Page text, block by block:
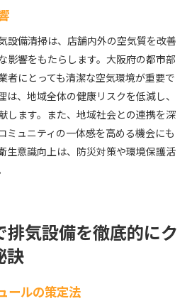
設備清掃は、店舗内外の空気質を改善
影響をもたらします。大阪府の都市部
者にとっても清潔な空気環境が重要で
は、地域全体の健康リスクを低減し、
します。また、地域社会との連携を深
ミュニティの一体感を高める機会にも
生意識向上は、防災対策や環境保護活
排気設備を徹底的にク
訣
ールの策定法